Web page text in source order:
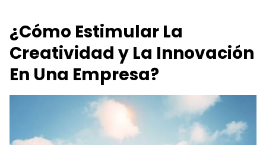
¿Cómo Estimular La
Creatividad y La Innovación
En Una Empresa?